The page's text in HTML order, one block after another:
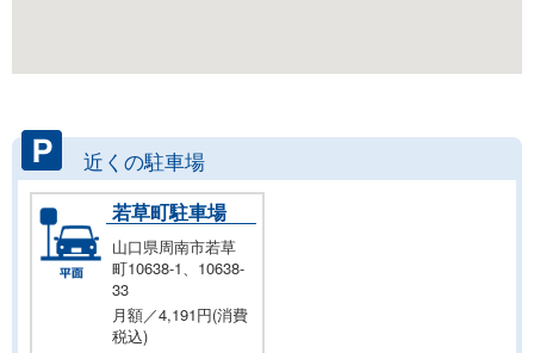
近くの駐車場
若草町駐車場
山口県周南市若草
町10638-1、10638-
33
月額／4,191円(消費
税込)